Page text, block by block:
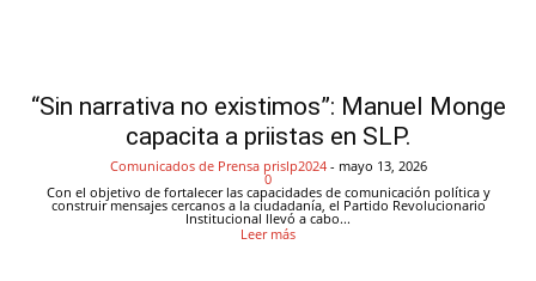
“Sin narrativa no existimos”: Manuel Monge
capacita a priistas en SLP.
Comunicados de Prensa prislp2024 - mayo 13, 2026
0
Con el objetivo de fortalecer las capacidades de comunicación política y
construir mensajes cercanos a la ciudadanía, el Partido Revolucionario
Institucional llevó a cabo...
Leer más